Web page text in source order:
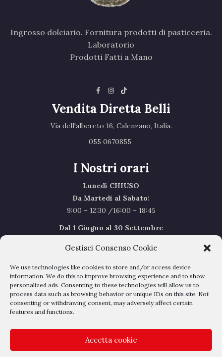
Gestisci Consenso Cookie
We use technologies like cookies to store and/or access device
information. We do this to improve browsing experience and to show
personalized ads. Consenting to these technologies will allow us to
process data such as browsing behavior or unique IDs on this site. Not
consenting or withdrawing consent, may adversely affect certain
features and functions.
Accetta cookie
Ingrosso dolciario. Fornitura prodotti di pasticceria.
Laboratorio
Prodotti Fatti a Mano
Vendita Diretta Belli
Via dell'albereto 16, Calenzano, Italia.‎
055 0670855 ‎
I Nostri orari
Lunedì CHIUSO
Da Martedi al Sabato:
9:00 – 12:30 /16:00 – 18:45
Dal 1 Giugno al 30 Settembre
Sabato Agosto Chiusi
I chiusi per Ferie dal 1 al 24Agosto
Privacy Policy–Cookie Policy